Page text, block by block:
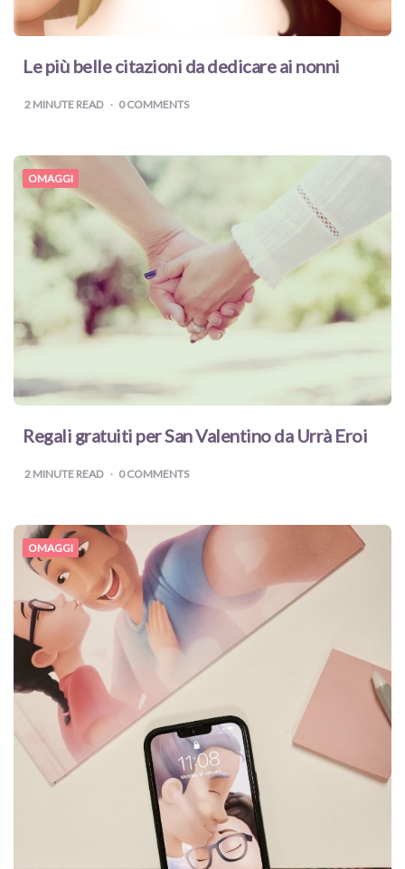
Le più belle citazioni da dedicare ai nonni
2 MINUTE READ 0 COMMENTS
OMAGGI
Regali gratuiti per San Valentino da Urrà Eroi
2 MINUTE READ 0 COMMENTS
OMAGGI